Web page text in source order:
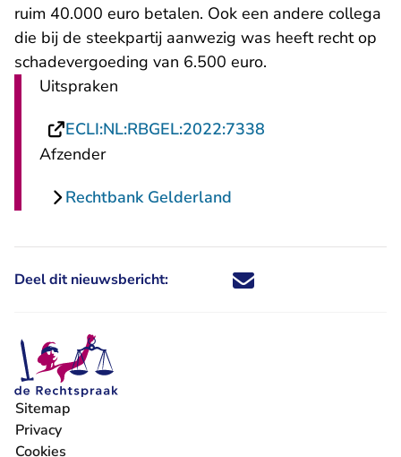
ruim 40.000 euro betalen. Ook een andere collega
die bij de steekpartij aanwezig was heeft recht op
schadevergoeding van 6.500 euro.
Uitspraken
ECLI:NL:RBGEL:2022:7338
Afzender
Rechtbank Gelderland
Deel dit nieuwsbericht: Deel dit nieuwsbericht via X -
Deel dit nieuwsbericht via
Deel dit nieuwsbericht
Deel dit
Sitemap
Privacy
Cookies